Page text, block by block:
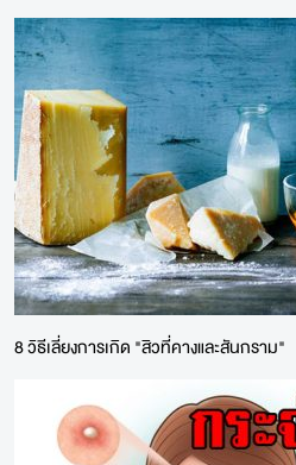
8 วิธีเลี่ยงการเกิด "สิวที่คางและสันกราม"